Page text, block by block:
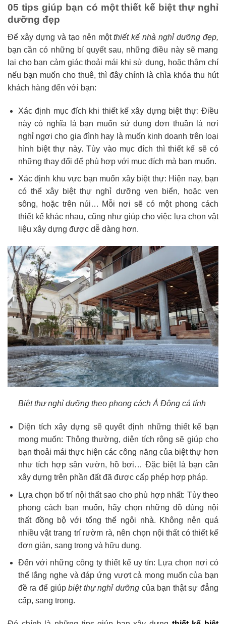
05 tips giúp bạn có một thiết kế biệt thự nghỉ
dưỡng đẹp
Để xây dựng và tạo nên mộtthiết kế nhà nghỉ dưỡng đẹp,
bạn cần có những bí quyết sau, những điều này sẽ mang
lại cho bạn cảm giác thoải mái khi sử dụng, hoặc thậm chí
nếu bạn muốn cho thuê, thì đây chính là chìa khóa thu hút
khách hàng đến với bạn:
Xác định mục đích khi thiết kế xây dựng biệt thự: Điều
này có nghĩa là bạn muốn sử dụng đơn thuần là nơi
nghỉ ngơi cho gia đình hay là muốn kinh doanh trên loại
hình biệt thự này. Tùy vào mục đích thì thiết kế sẽ có
những thay đổi để phù hợp với mục đích mà bạn muốn.
Xác định khu vực bạn muốn xây biệt thự: Hiện nay, bạn
có thể xây biệt thự nghỉ dưỡng ven biển, hoặc ven
sông, hoặc trên núi… Mỗi nơi sẽ có một phong cách
thiết kế khác nhau, cũng như giúp cho việc lựa chọn vật
liệu xây dựng được dễ dàng hơn.
Biệt thự nghỉ dưỡng theo phong cách Á Đông cá tính
Diện tích xây dựng sẽ quyết định những thiết kế bạn
mong muốn: Thông thường, diện tích rộng sẽ giúp cho
bạn thoải mái thực hiện các công năng của biệt thự hơn
như tích hợp sân vườn, hồ bơi… Đặc biệt là bạn cần
xây dựng trên phần đất đã được cấp phép hợp pháp.
Lựa chọn bố trí nội thất sao cho phù hợp nhất: Tùy theo
phong cách bạn muốn, hãy chọn những đồ dùng nội
thất đồng bộ với tổng thể ngôi nhà. Không nên quá
nhiều vật trang trí rườm rà, nên chọn nội thất có thiết kế
đơn giản, sang trọng và hữu dụng.
Đến với những công ty thiết kế uy tín: Lựa chọn nơi có
thể lắng nghe và đáp ứng vượt cả mong muốn của bạn
đề ra để giúpbiệt thự nghỉ dưỡng của bạn thật sự đẳng
cấp, sang trọng.